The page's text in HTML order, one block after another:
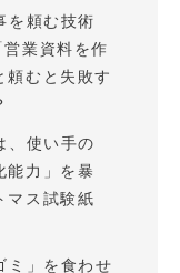
を頼む技術
業資料を作
頼むと失敗す
、使い手の
能力」を暴
マス試験紙
ミ」を食わせ